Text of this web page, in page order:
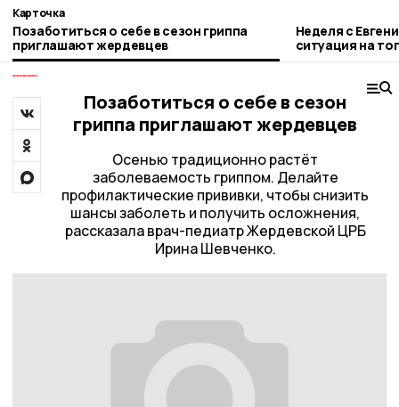
Карточка
Позаботиться о себе в сезон гриппа
приглашают жердевцев
Неделя с
ситуация на
городе и
Позаботиться о себе в сезон
гриппа приглашают жердевцев
Осенью традиционно растёт
заболеваемость гриппом. Делайте
профилактические прививки, чтобы снизить
шансы заболеть и получить осложнения,
рассказала врач-педиатр Жердевской ЦРБ
Ирина Шевченко.